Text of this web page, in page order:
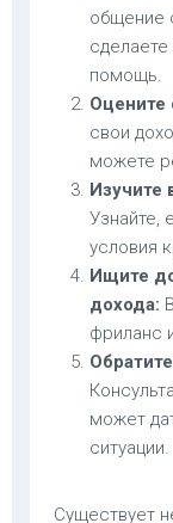
общение
помощь.
Оцените
свои
можете
Изучите
Узнайте,
условия
Ищите
дохода:
фриланс
может
ситуации.
Существует